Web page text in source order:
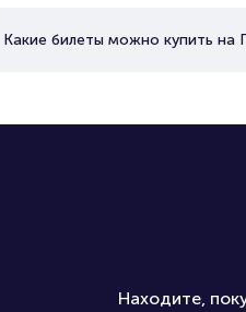
Какие билеты можно купить на
Находите,